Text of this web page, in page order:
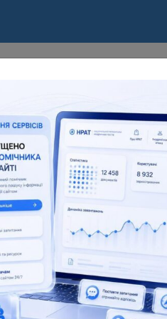
in the field of scientific and
and technical activities
155 138 083
Full text
resources Reviews